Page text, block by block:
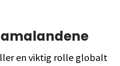
en viktig rolle globalt